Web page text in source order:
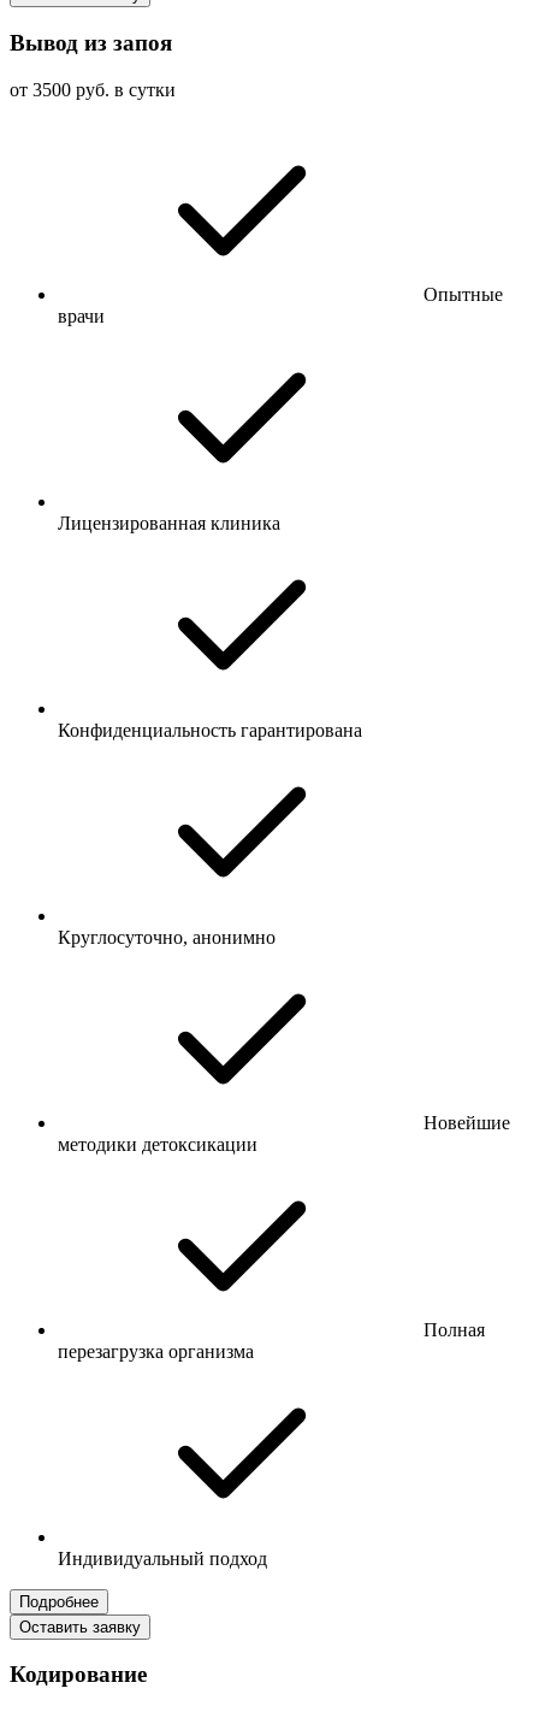
Вывод из запоя
от 3500 руб. в сутки
Опытные
врачи
Лицензированная клиника
Конфиденциальность гарантирована
Круглосуточно, анонимно
Новейшие
методики детоксикации
Полная
перезагрузка организма
Индивидуальный подход
Подробнее
Оставить заявку
Кодирование